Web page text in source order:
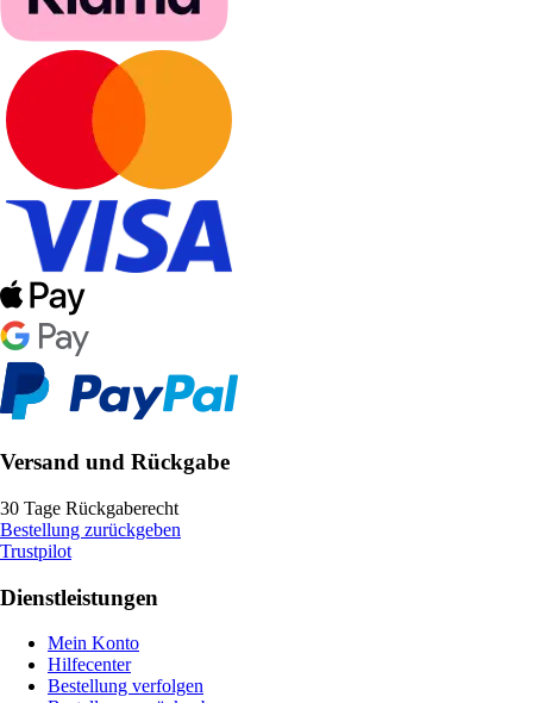
Versand und Rückgabe
30 Tage Rückgaberecht
Bestellung zurückgeben
Trustpilot
Dienstleistungen
Mein Konto
Hilfecenter
Bestellung verfolgen